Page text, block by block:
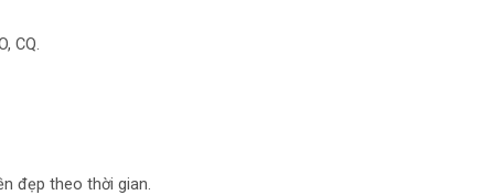
CQ.
đẹp theo thời gian.